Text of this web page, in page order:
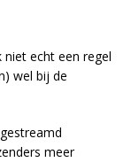
niet echt een regel
wel bij de
meer